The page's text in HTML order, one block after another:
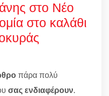
στο Νέο
στο καλάθι
πάρα πολύ
σας ενδιαφέρουν.